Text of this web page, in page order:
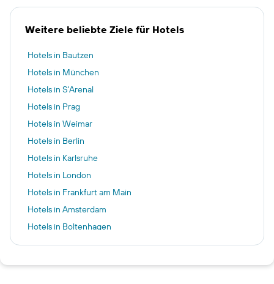
Weitere beliebte Ziele für Hotels
Hotels in Bautzen
Hotels in München
Hotels in S'Arenal
Hotels in Prag
Hotels in Weimar
Hotels in Berlin
Hotels in Karlsruhe
Hotels in London
Hotels in Frankfurt am Main
Hotels in Amsterdam
Hotels in Boltenhagen
Hotels in Vilamoura